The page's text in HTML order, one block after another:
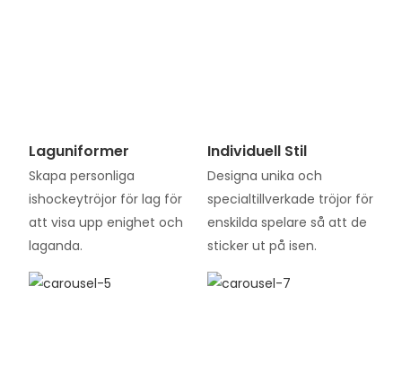
Laguniformer
Skapa personliga
ishockeytröjor för lag för
att visa upp enighet och
laganda.
Individuell Stil
Designa unika och
specialtillverkade tröjor för
enskilda spelare så att de
sticker ut på isen.